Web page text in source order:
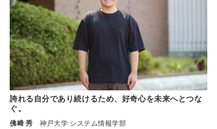
誇れる自分であり続けるため、好奇心を未来へとつな
ぐ。
佛﨑 秀 神戸大学 システム情報学部